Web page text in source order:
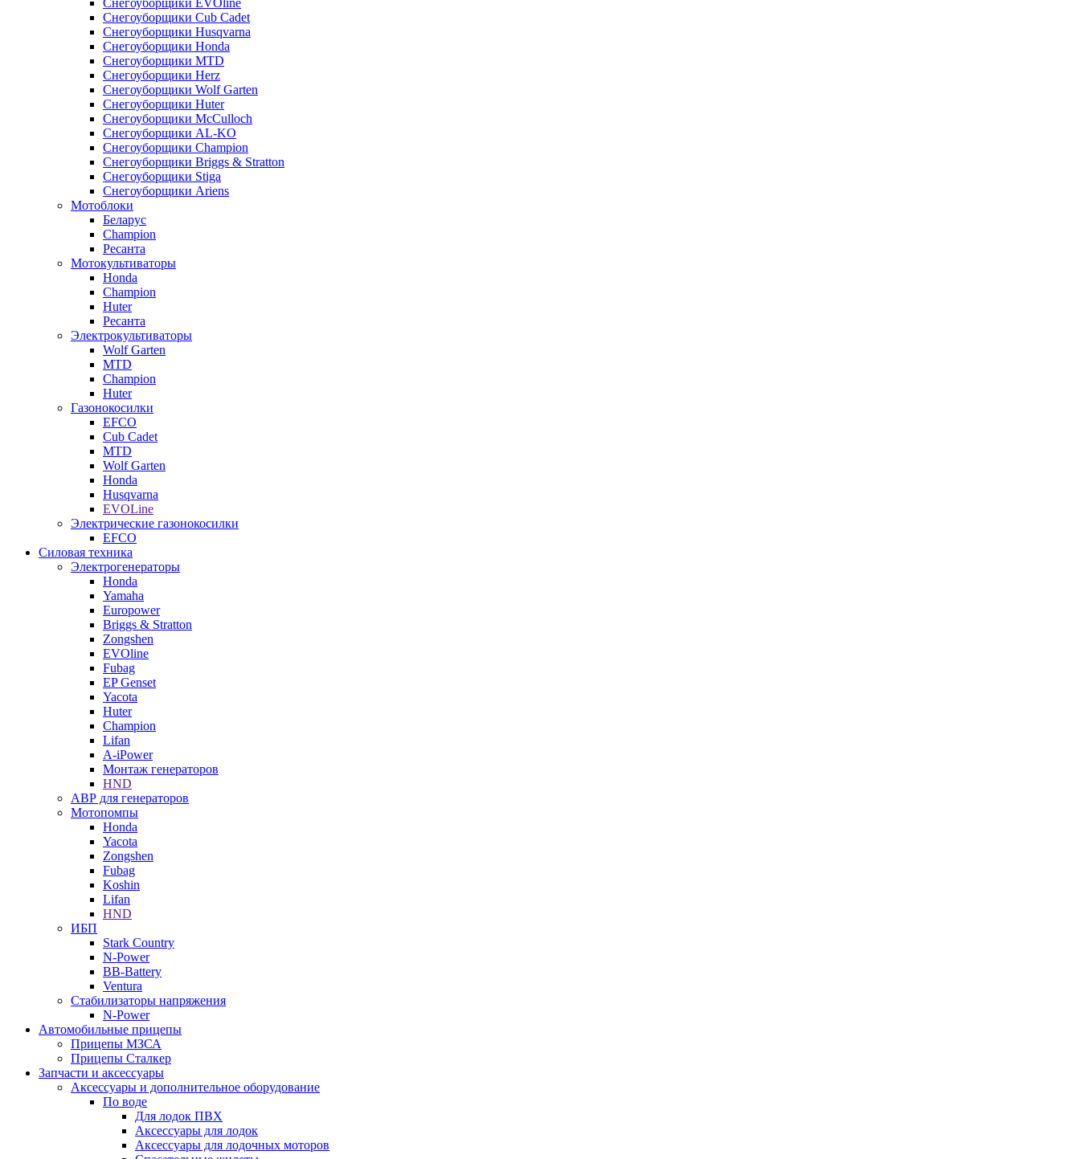
Снегоуборщики EVOline
Снегоуборщики Cub Cadet
Снегоуборщики Husqvarna
Снегоуборщики Honda
Снегоуборщики MTD
Снегоуборщики Herz
Снегоуборщики Wolf Garten
Снегоуборщики Huter
Снегоуборщики McCulloch
Снегоуборщики AL-KO
Снегоуборщики Champion
Снегоуборщики Briggs & Stratton
Снегоуборщики Stiga
Снегоуборщики Ariens
Мотоблоки
Беларус
Champion
Ресанта
Мотокультиваторы
Honda
Champion
Huter
Ресанта
Электрокультиваторы
Wolf Garten
MTD
Champion
Huter
Газонокосилки
EFCO
Cub Cadet
MTD
Wolf Garten
Honda
Husqvarna
EVOLine
Электрические газонокосилки
EFCO
Силовая техника
Электрогенераторы
Honda
Yamaha
Europower
Briggs & Stratton
Zongshen
EVOline
Fubag
EP Genset
Yacota
Huter
Champion
Lifan
A-iPower
Монтаж генераторов
HND
АВР для генераторов
Мотопомпы
Honda
Yacota
Zongshen
Fubag
Koshin
Lifan
HND
ИБП
Stark Country
N-Power
BB-Battery
Ventura
Стабилизаторы напряжения
N-Power
Автомобильные прицепы
Прицепы МЗСА
Прицепы Сталкер
Запчасти и аксессуары
Аксессуары и дополнительное оборудование
По воде
Для лодок ПВХ
Аксессуары для лодок
Аксессуары для лодочных моторов